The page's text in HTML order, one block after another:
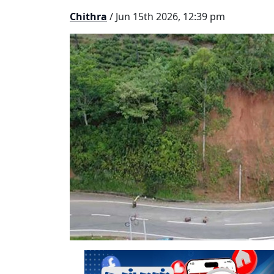
Chithra / Jun 15th 2026, 12:39 pm